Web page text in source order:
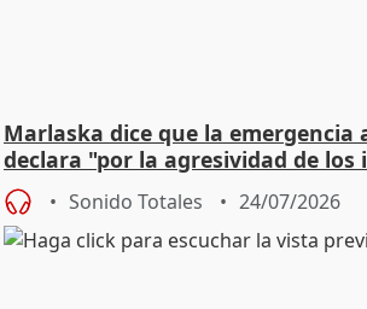
Marlaska dice que la emergencia
declara "por la agresividad de los
Sonido Totales 24/07/2026